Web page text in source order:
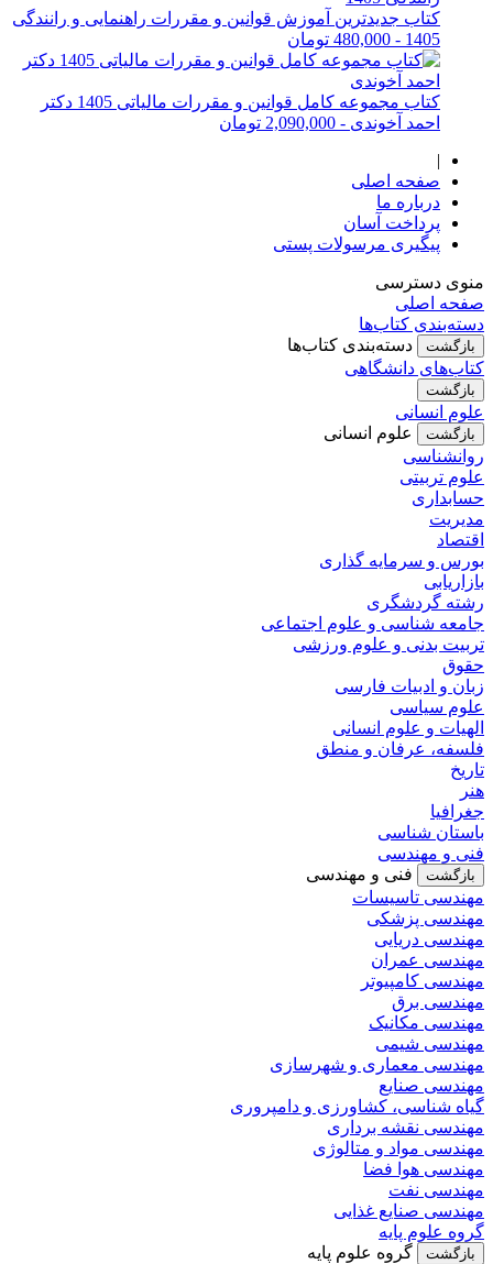
کتاب جدیدترین آموزش قوانین و مقررات راهنمایی و رانندگی
1405
- 480,000 تومان
کتاب مجموعه کامل قوانین و مقررات مالیاتی 1405 دکتر
احمد آخوندی - 2,090,000 تومان
|
صفحه اصلی
درباره ما
پرداخت آسان
پیگیری مرسولات پستی
منوی دسترسی
صفحه اصلی
دسته‌بندی کتاب‌ها
بازگشت
دسته‌بندی کتاب‌ها
کتاب‌های دانشگاهی
بازگشت
علوم انسانی
بازگشت
علوم انسانی
روانشناسی
علوم تربیتی
حسابداری
مدیریت
اقتصاد
بورس و سرمایه گذاری
بازاریابی
رشته گردشگری
جامعه شناسی و علوم اجتماعی
تربیت بدنی و علوم ورزشی
حقوق
زبان و ادبیات فارسی
علوم سیاسی
الهیات و علوم انسانی
فلسفه، عرفان و منطق
تاریخ
هنر
جغرافیا
باستان شناسی
فنی و مهندسی
بازگشت
فنی و مهندسی
مهندسی تاسیسات
مهندسی پزشکی
مهندسی دریایی
مهندسی عمران
مهندسی کامپیوتر
مهندسی برق
مهندسی مکانیک
مهندسی شیمی
مهندسی معماری و شهرسازی
مهندسی صنایع
گیاه شناسی، کشاورزی و دامپروری
مهندسی نقشه برداری
مهندسی مواد و متالوژی
مهندسی هوا فضا
مهندسی نفت
مهندسی صنایع غذایی
گروه علوم پایه
بازگشت
گروه علوم پایه